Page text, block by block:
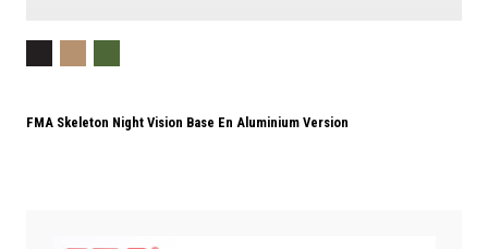
FMA Skeleton Night Vision Base En Aluminium Version